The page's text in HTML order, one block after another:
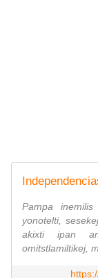
Pampa
yonotelti,
akixti ipan
omitstlamiltikej,